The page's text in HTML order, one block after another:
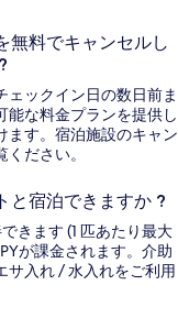
無料でキャンセルし
ェックイン日の数日前ま
能な料金プランを提供し
ます。宿泊施設のキャン
ださい。
と宿泊できますか ?
きます (1 匹あたり最大
が課金されます。介助
サ入れ / 水入れをご利用